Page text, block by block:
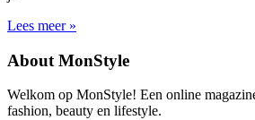
Lees meer »
About MonStyle
Welkom op MonStyle! Een online
fashion, beauty en lifestyle.